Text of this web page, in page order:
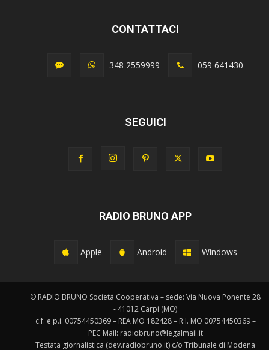
CONTATTACI
348 2559999 059 641430
SEGUICI
RADIO BRUNO APP
Apple Android Windows
© RADIO BRUNO Società Cooperativa – sede: Via Nuova Ponente 28
- 41012 Carpi (MO)
c.f. e p.i. 00754450369 – REA MO 182428 – R.I. MO 00754450369 –
PEC Mail: radiobruno@legalmail.it
Testata giornalistica (dev.radiobruno.it) c/o Tribunale di Modena